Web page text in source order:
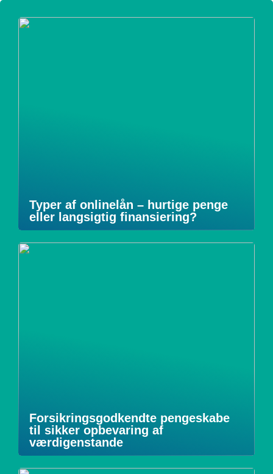
Typer af onlinelån – hurtige penge
eller langsigtig finansiering?
Forsikringsgodkendte pengeskabe
til sikker opbevaring af
værdigenstande